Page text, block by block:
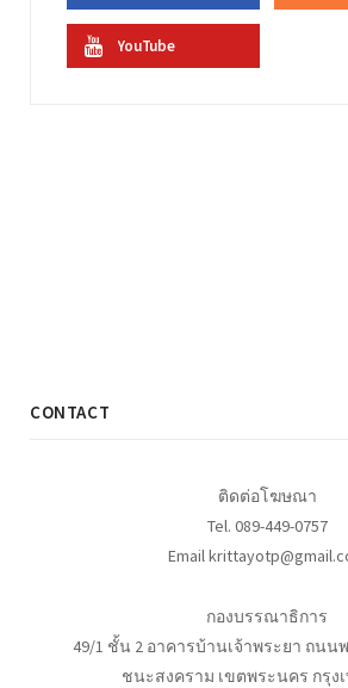
YouTube
CONTACT
ติดต่อโฆษณา
Tel. 089-449-0757
Email
กองบรรณาธิการ
49/1 ชั้น 2 อาคารบ้านเจ้าพระยา ถนน
ชนะสงคราม เขตพระนคร กรุงเ